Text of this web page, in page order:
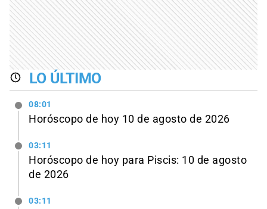
LO ÚLTIMO
08:01
Horóscopo de hoy 10 de agosto de 2026
03:11
Horóscopo de hoy para Piscis: 10 de agosto
de 2026
03:11